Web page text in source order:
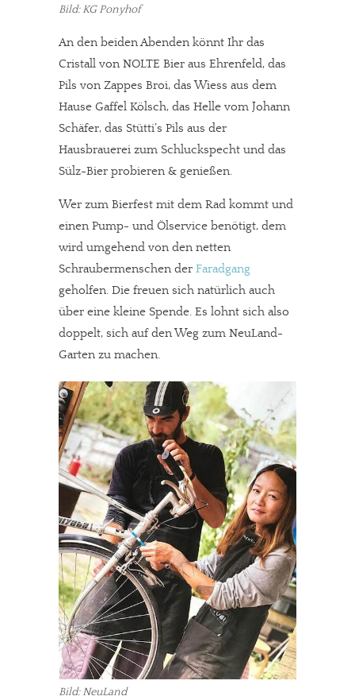
Bild: KG Ponyhof
An den beiden Abenden könnt Ihr das
Cristall von NOLTE Bier aus Ehrenfeld, das
Pils von Zappes Broi, das Wiess aus dem
Hause Gaffel Kölsch, das Helle vom Johann
Schäfer, das Stütti’s Pils aus der
Hausbrauerei zum Schluckspecht und das
Sülz-Bier probieren & genießen.
Wer zum Bierfest mit dem Rad kommt und
einen Pump- und Ölservice benötigt, dem
wird umgehend von den netten
Schraubermenschen der Faradgang
geholfen. Die freuen sich natürlich auch
über eine kleine Spende. Es lohnt sich also
doppelt, sich auf den Weg zum NeuLand-
Garten zu machen.
Bild: NeuLand